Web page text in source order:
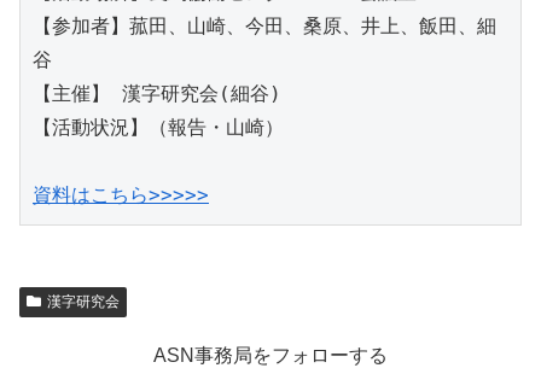
【参加者】菰田、山崎、今田、桑原、井上、飯田、細
谷
【主催】 漢字研究会(細谷)
【活動状況】（報告・山崎）
資料はこちら>>>>>
漢字研究会
ASN事務局をフォローする